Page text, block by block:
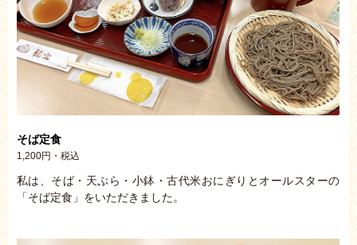
そば定食
1,200円・税込
私は、そば・天ぷら・小鉢・古代米おにぎりとオールスターの
「そば定食」をいただきました。